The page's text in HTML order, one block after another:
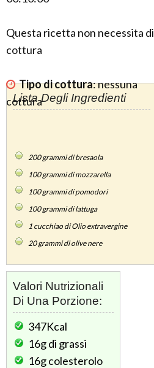
Questa ricetta non necessita di
cottura
Tipo di cottura:nessuna
cottura
Lista Degli Ingredienti
200grammi di bresaola
100grammi di mozzarella
100grammi di pomodori
100grammi di lattuga
1 cucchiao di Olio extravergine
20grammi di olive nere
Valori Nutrizionali
Di Una Porzione:
347Kcal
16gdi grassi
16gcolesterolo